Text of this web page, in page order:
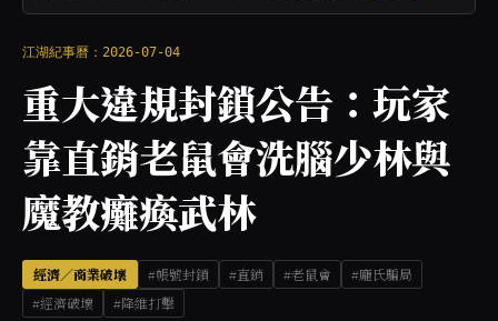
江湖紀事曆：2026-07-04
重大違規封鎖公告：玩家
靠直銷老鼠會洗腦少林與
魔教癱瘓武林
經濟／商業破壞 #帳號封鎖 #直銷 #老鼠會
#龐氏騙局
#經濟破壞
#降維打擊